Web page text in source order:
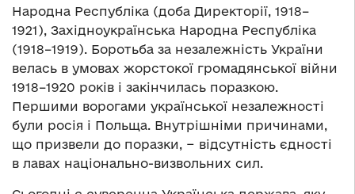
Народна Республіка (доба Директорії, 1918–
1921), Західноукраїнська Народна Республіка
(1918–1919). Боротьба за незалежність України
велась в умовах жорстокої громадянської війни
1918–1920 pоків і закінчилась поразкою.
Першими ворогами української незалежності
були росія і Польща. Внутрішніми причинами,
що призвели до поразки, − відсутність єдності
в лавах національно-визвольних сил.